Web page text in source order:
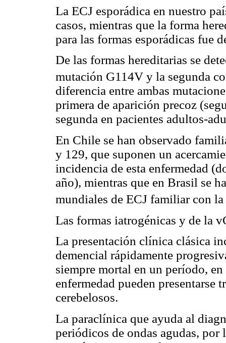
La ECJ esporádica en nuestro
casos, mientras que la forma
para las formas esporádicas fue
De las formas hereditarias se
mutación G114V y la segunda
diferencia entre ambas
primera de aparición precoz
segunda en pacientes adultos-
En Chile se han observado
y 129, que suponen un
incidencia de esta enfermedad
año), mientras que en Brasil se
mundiales de ECJ familiar con
Las formas iatrogénicas y de la
La presentación clínica clásica
demencial rápidamente
siempre mortal en un período,
enfermedad pueden presentarse
cerebelosos.
La paraclínica que ayuda al
periódicos de ondas agudas,